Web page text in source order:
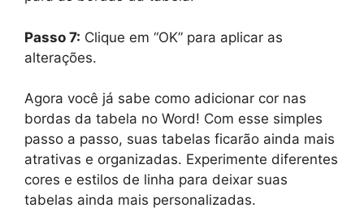
Passo 7: Clique em “OK” para aplicar as
alterações.
Agora você já sabe como adicionar cor nas
bordas da tabela no Word! Com esse simples
passo a passo, suas tabelas ficarão ainda mais
atrativas e organizadas. Experimente diferentes
cores e estilos de linha para deixar suas
tabelas ainda mais personalizadas.